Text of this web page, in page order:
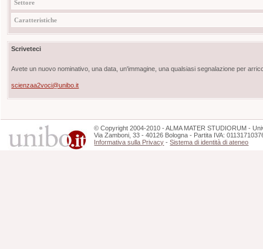
Settore
Caratteristiche
Scriveteci
Avete un nuovo nominativo, una data, un'immagine, una qualsiasi segnalazione per
scienzaa2voci@unibo.it
©Copyright 2004-2010 - ALMA MATER STUDIORUM -
Via Zamboni, 33 - 40126 Bologna - Partita IVA:
Informativa sulla Privacy -Sistema di identità di ateneo